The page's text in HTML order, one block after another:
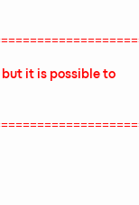
but it is possible to